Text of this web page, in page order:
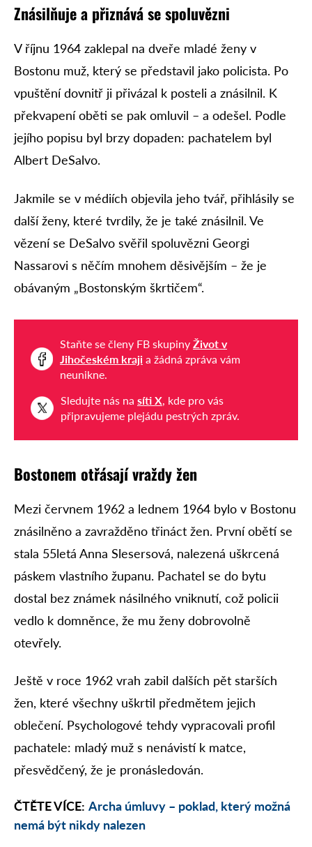
Znásilňuje a přiznává se spoluvězni
V říjnu 1964 zaklepal na dveře mladé ženy v
Bostonu muž, který se představil jako policista. Po
vpuštění dovnitř ji přivázal k posteli a znásilnil. K
překvapení oběti se pak omluvil – a odešel. Podle
jejího popisu byl brzy dopaden: pachatelem byl
Albert DeSalvo.
Jakmile se v médiích objevila jeho tvář, přihlásily se
další ženy, které tvrdily, že je také znásilnil. Ve
vězení se DeSalvo svěřil spoluvězni Georgi
Nassarovi s něčím mnohem děsivějším – že je
obávaným „Bostonským škrtičem“.
Staňte se členy FB skupiny Život v
Jihočeském kraji a žádná zpráva vám
neunikne.
Sledujte nás na síti X, kde pro vás
připravujeme plejádu pestrých zpráv.
Bostonem otřásají vraždy žen
Mezi červnem 1962 a lednem 1964 bylo v Bostonu
znásilněno a zavražděno třináct žen. První obětí se
stala 55letá Anna Slesersová, nalezená uškrcená
páskem vlastního županu. Pachatel se do bytu
dostal bez známek násilného vniknutí, což policii
vedlo k domněnce, že mu ženy dobrovolně
otevřely.
Ještě v roce 1962 vrah zabil dalších pět starších
žen, které všechny uškrtil předmětem jejich
oblečení. Psychologové tehdy vypracovali profil
pachatele: mladý muž s nenávistí k matce,
přesvědčený, že je pronásledován.
ČTĚTE VÍCE: Archa úmluvy – poklad, který možná
nemá být nikdy nalezen